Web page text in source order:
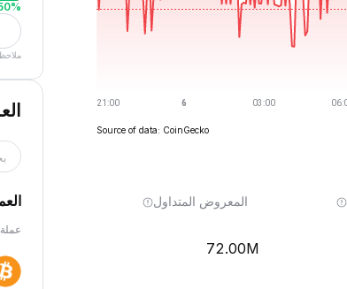
Source of data: CoinGecko
المعروض المتداول
72.00M
%
عملة